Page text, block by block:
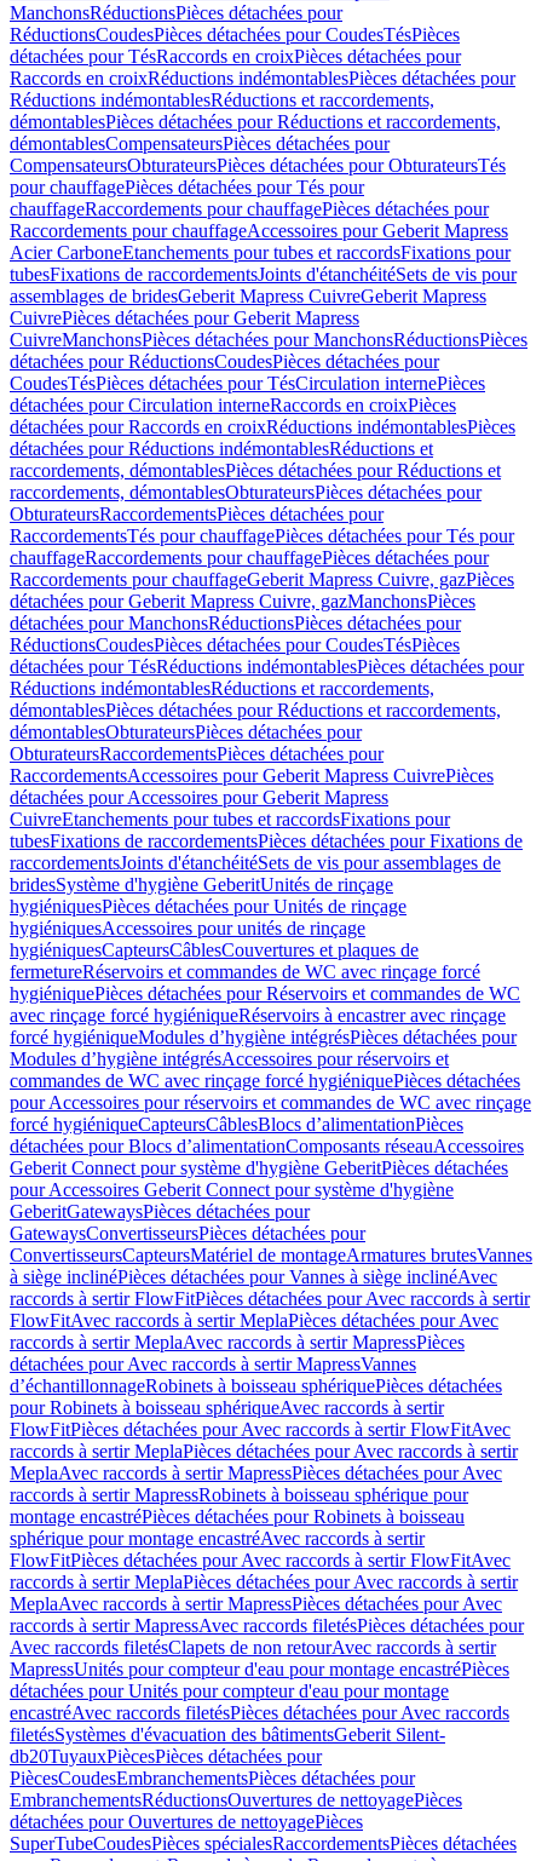
ManchonsRéductionsPièces détachées pour
RéductionsCoudesPièces détachées pour CoudesTésPièces
détachées pour TésRaccords en croixPièces détachées pour
Raccords en croixRéductions indémontablesPièces détachées pour
Réductions indémontablesRéductions et raccordements,
démontablesPièces détachées pour Réductions et raccordements,
démontablesCompensateursPièces détachées pour
CompensateursObturateursPièces détachées pour ObturateursTés
pour chauffagePièces détachées pour Tés pour
chauffageRaccordements pour chauffagePièces détachées pour
Raccordements pour chauffageAccessoires pour Geberit Mapress
Acier CarboneEtanchements pour tubes et raccordsFixations pour
tubesFixations de raccordementsJoints d'étanchéitéSets de vis pour
assemblages de bridesGeberit Mapress CuivreGeberit Mapress
CuivrePièces détachées pour Geberit Mapress
CuivreManchonsPièces détachées pour ManchonsRéductionsPièces
détachées pour RéductionsCoudesPièces détachées pour
CoudesTésPièces détachées pour TésCirculation internePièces
détachées pour Circulation interneRaccords en croixPièces
détachées pour Raccords en croixRéductions indémontablesPièces
détachées pour Réductions indémontablesRéductions et
raccordements, démontablesPièces détachées pour Réductions et
raccordements, démontablesObturateursPièces détachées pour
ObturateursRaccordementsPièces détachées pour
RaccordementsTés pour chauffagePièces détachées pour Tés pour
chauffageRaccordements pour chauffagePièces détachées pour
Raccordements pour chauffageGeberit Mapress Cuivre, gazPièces
détachées pour Geberit Mapress Cuivre, gazManchonsPièces
détachées pour ManchonsRéductionsPièces détachées pour
RéductionsCoudesPièces détachées pour CoudesTésPièces
détachées pour TésRéductions indémontablesPièces détachées pour
Réductions indémontablesRéductions et raccordements,
démontablesPièces détachées pour Réductions et raccordements,
démontablesObturateursPièces détachées pour
ObturateursRaccordementsPièces détachées pour
RaccordementsAccessoires pour Geberit Mapress CuivrePièces
détachées pour Accessoires pour Geberit Mapress
CuivreEtanchements pour tubes et raccordsFixations pour
tubesFixations de raccordementsPièces détachées pour Fixations de
raccordementsJoints d'étanchéitéSets de vis pour assemblages de
bridesSystème d'hygiène GeberitUnités de rinçage
hygiéniquesPièces détachées pour Unités de rinçage
hygiéniquesAccessoires pour unités de rinçage
hygiéniquesCapteursCâblesCouvertures et plaques de
fermetureRéservoirs et commandes de WC avec rinçage forcé
hygiéniquePièces détachées pour Réservoirs et commandes de WC
avec rinçage forcé hygiéniqueRéservoirs à encastrer avec rinçage
forcé hygiéniqueModules d’hygiène intégrésPièces détachées pour
Modules d’hygiène intégrésAccessoires pour réservoirs et
commandes de WC avec rinçage forcé hygiéniquePièces détachées
pour Accessoires pour réservoirs et commandes de WC avec rinçage
forcé hygiéniqueCapteursCâblesBlocs d’alimentationPièces
détachées pour Blocs d’alimentationComposants réseauAccessoires
Geberit Connect pour système d'hygiène GeberitPièces détachées
pour Accessoires Geberit Connect pour système d'hygiène
GeberitGatewaysPièces détachées pour
GatewaysConvertisseursPièces détachées pour
ConvertisseursCapteursMatériel de montageArmatures brutesVannes
à siège inclinéPièces détachées pour Vannes à siège inclinéAvec
raccords à sertir FlowFitPièces détachées pour Avec raccords à sertir
FlowFitAvec raccords à sertir MeplaPièces détachées pour Avec
raccords à sertir MeplaAvec raccords à sertir MapressPièces
détachées pour Avec raccords à sertir MapressVannes
d’échantillonnageRobinets à boisseau sphériquePièces détachées
pour Robinets à boisseau sphériqueAvec raccords à sertir
FlowFitPièces détachées pour Avec raccords à sertir FlowFitAvec
raccords à sertir MeplaPièces détachées pour Avec raccords à sertir
MeplaAvec raccords à sertir MapressPièces détachées pour Avec
raccords à sertir MapressRobinets à boisseau sphérique pour
montage encastréPièces détachées pour Robinets à boisseau
sphérique pour montage encastréAvec raccords à sertir
FlowFitPièces détachées pour Avec raccords à sertir FlowFitAvec
raccords à sertir MeplaPièces détachées pour Avec raccords à sertir
MeplaAvec raccords à sertir MapressPièces détachées pour Avec
raccords à sertir MapressAvec raccords filetésPièces détachées pour
Avec raccords filetésClapets de non retourAvec raccords à sertir
MapressUnités pour compteur d'eau pour montage encastréPièces
détachées pour Unités pour compteur d'eau pour montage
encastréAvec raccords filetésPièces détachées pour Avec raccords
filetésSystèmes d'évacuation des bâtimentsGeberit Silent-
db20TuyauxPiècesPièces détachées pour
PiècesCoudesEmbranchementsPièces détachées pour
EmbranchementsRéductionsOuvertures de nettoyagePièces
détachées pour Ouvertures de nettoyagePièces
SuperTubeCoudesPièces spécialesRaccordementsPièces détachées